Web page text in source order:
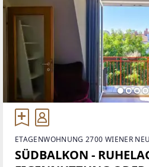
ETAGENWOHNUNG 2700 WIENER
SÜDBALKON -